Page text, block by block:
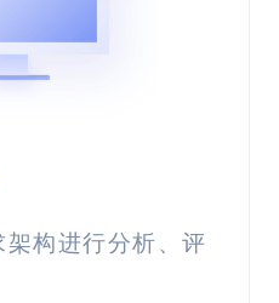
构进行分析、评